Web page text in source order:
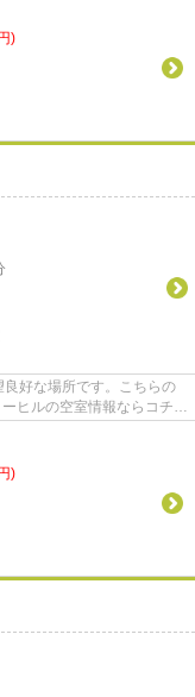
)
好な場所です。こちらの
ヒルの空室情報ならコチ
)